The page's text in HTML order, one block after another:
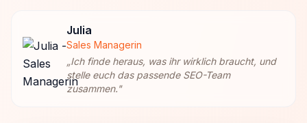
Julia
Sales Managerin
„Ich finde heraus, was ihr wirklich braucht, und
stelle euch das passende SEO-Team
zusammen."